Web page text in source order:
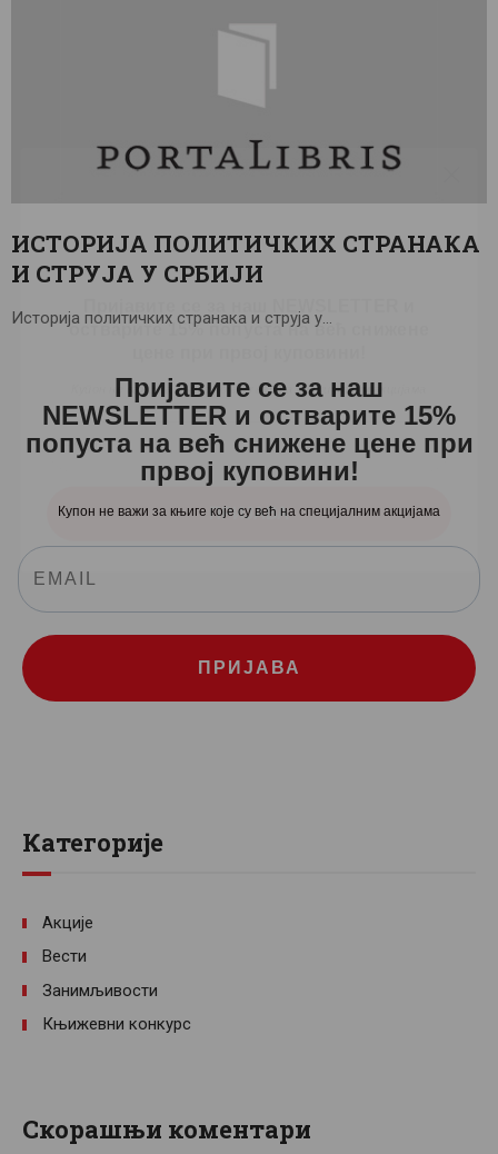
ИСТОРИЈА ПОЛИТИЧКИХ СТРАНАКА
И СТРУЈА У СРБИЈИ
Историја политичких странака и струја у…
Пријавите се за наш
NEWSLETTER и остварите 15%
попуста на већ снижене цене при
првој куповини!
Купон не важи за књиге које су већ на специјалним акцијама
ПРИЈАВА
Категорије
Акције
Вести
Занимљивости
Књижевни конкурс
Скорашњи коментари
Пријавите се за наш NEWSLETTER и
остварите 15% попуста на већ снижене
цене при првој куповини!
ПРИЈАВА